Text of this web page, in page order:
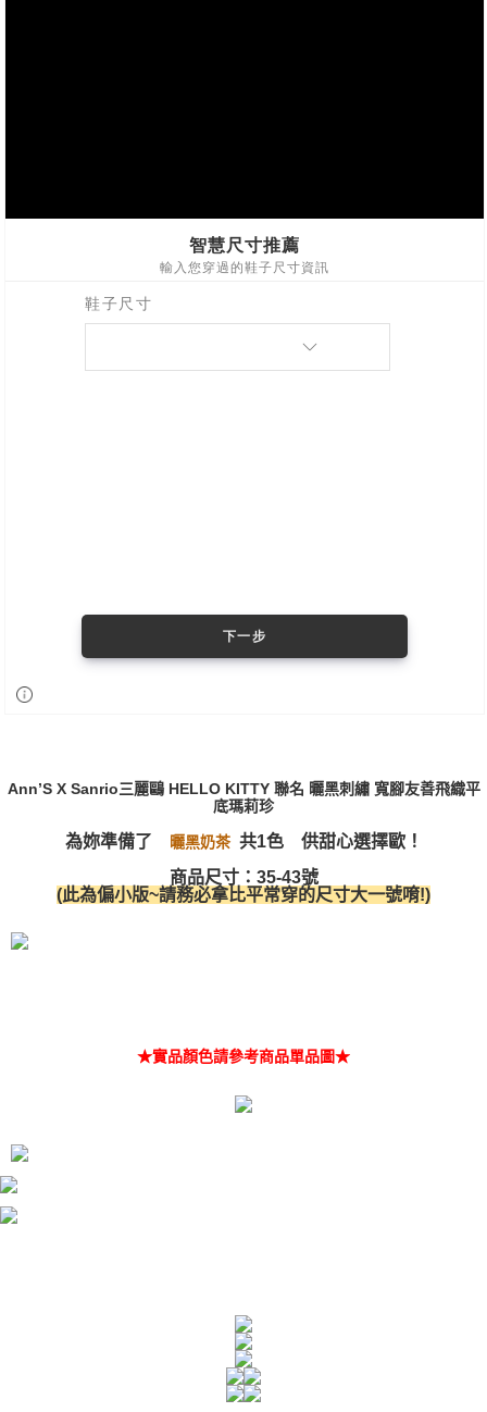
Ann’S X Sanrio三麗鷗 HELLO KITTY 聯名 曬黑刺繡 寬腳友善飛織平
底瑪莉珍
為妳準備了 曬黑奶茶共1色 供甜心選擇歐！
商品尺寸：35-43號
(此為偏小版~請務必拿比平常穿的尺寸大一號唷!)
★實品顏色請參考商品單品圖★